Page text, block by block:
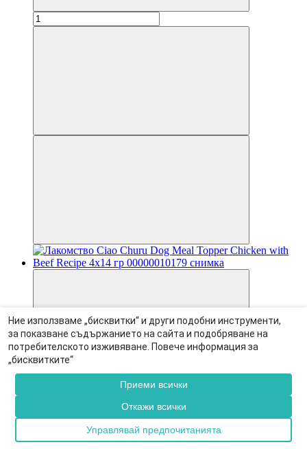
Ние използваме „бисквитки“ и други подобни инструменти,
за показване съдържанието на сайта и подобряване на
потребителското изживяване. Повече информация за
„бисквитките“
Приеми всички
Откажи всички
Управлявай предпочитанията